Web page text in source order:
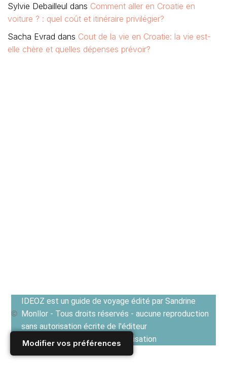
Modifier vos préférences
Sylvie Debailleul dans Comment aller en Croatie en
voiture ? : quel coût et itinéraire privilégier?
Sacha Evrad dans Cout de la vie en Croatie: la vie est-
elle chère et quelles dépenses prévoir?
IDEOZ est un guide de voyage édité par Sandrine
Monllor - Tous droits réservés - aucune reproduction
sans autorisation écrite de l'éditeur
Voir les Conditions générales d'utilisation